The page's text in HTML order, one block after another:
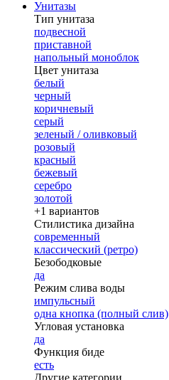
Унитазы
Тип унитаза
подвесной
приставной
напольный моноблок
Цвет унитаза
белый
черный
коричневый
серый
зеленый / оливковый
розовый
красный
бежевый
серебро
золотой
+1 вариантов
Стилистика дизайна
современный
классический (ретро)
Безободковые
да
Режим слива воды
импульсный
одна кнопка (полный слив)
Угловая установка
да
Функция биде
есть
Другие категории